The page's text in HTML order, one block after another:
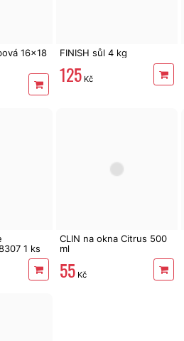
16x18
FINISH sůl 4 kg
125 Kč
1 ks
CLIN na okna Citrus 500
ml
55 Kč